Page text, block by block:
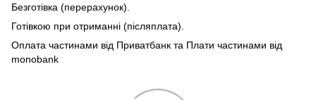
Безготівка (перерахунок).
Готівкою при отриманні (післяплата).
Оплата частинами від Приватбанк та Плати частинами від
monobank